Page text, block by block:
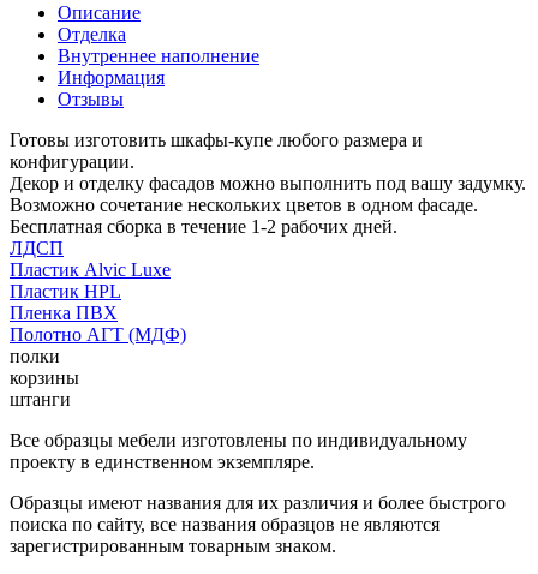
Описание
Отделка
Внутреннее наполнение
Информация
Отзывы
Готовы изготовить шкафы-купе любого размера и
конфигурации.
Декор и отделку фасадов можно выполнить под вашу задумку.
Возможно сочетание нескольких цветов в одном фасаде.
Бесплатная сборка в течение 1-2 рабочих дней.
ЛДСП
Пластик Alvic Luxe
Пластик HPL
Пленка ПВХ
Полотно АГТ (МДФ)
полки
корзины
штанги
Все образцы мебели изготовлены по индивидуальному
проекту в единственном экземпляре.
Образцы имеют названия для их различия и более быстрого
поиска по сайту, все названия образцов не являются
зарегистрированным товарным знаком.